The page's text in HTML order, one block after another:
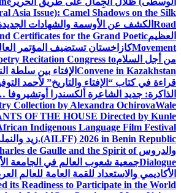
Asia Issue): Camel Shadows on the Silk
Road الكشف عن الأوسمة والشهادات
العظيمCertificates for the Grand Poetic
Movementكازاخستان تستضيف المؤتمر
من أجل السلامRecitation Congress to
Convene in Kazakhstan الإفتاء بين سلطة
قراءة في كتاب “الإفتاء والتاريخ” لأحمد
الذاكرة: جديد الشاعرة ألكسندرا أوتشيروفا
Collection by Alexandra OchirovaWale
OF THE HOUSE Directed by Kunle
Indigenous Language Film Festival
(AILFF) 2026 in Benin Republic. زيد
والدروسde Gaulle and the Spirit of
Dialogueجمعية شعوب العالم في الجامعة
الأكاديمي والاستعداد للقمة العامة للعالم
its Readiness to Participate in the World